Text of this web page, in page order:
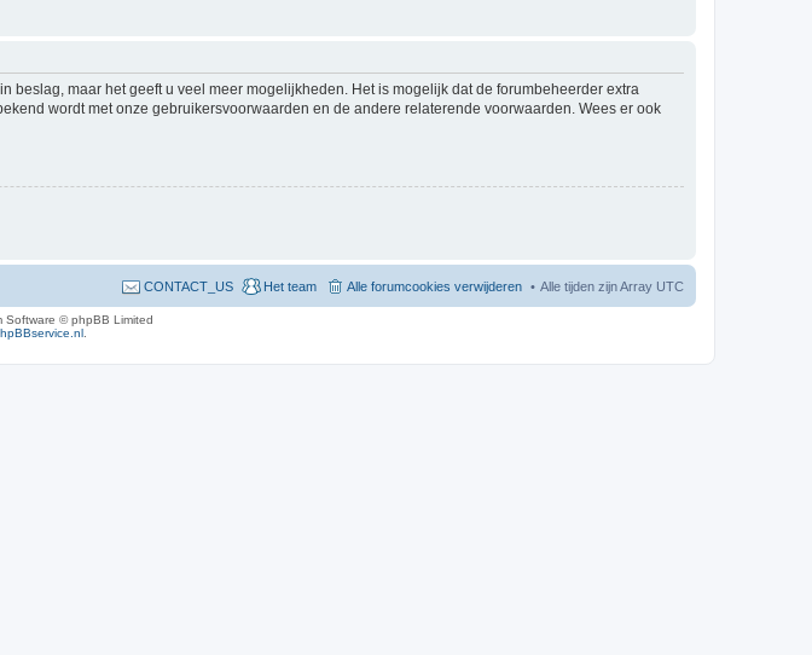
maar het geeft u veel meer mogelijkheden. Het is mogelijk dat de forumbeheerder extra
wordt met onze gebruikersvoorwaarden en de andere relaterende voorwaarden. Wees er ook
Alle tijden zijn Array UTC
Alle forumcookies verwijderen
Het team
CONTACT_US
Software © phpBB Limited
.